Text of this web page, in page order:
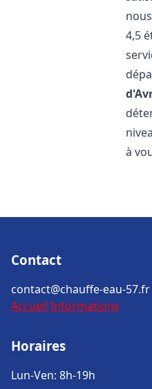
4,5
à
Contact
contact@chauffe-eau-57.fr
Accueil Informations
Horaires
Lun-Ven: 8h-19h